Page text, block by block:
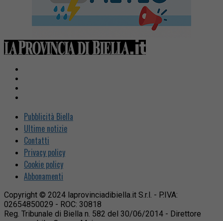
Pubblicità Biella
Ultime notizie
Contatti
Privacy policy
Cookie policy
Abbonamenti
Copyright © 2024 laprovinciadibiella.it S.r.l. - P.IVA:
02654850029 - ROC: 30818
Reg. Tribunale di Biella n. 582 del 30/06/2014 - Direttore